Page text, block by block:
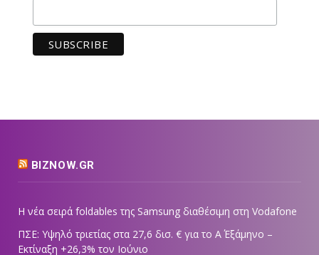
BIZNOW.GR
Η νέα σειρά foldables της Samsung διαθέσιμη στη Vodafone
ΠΣΕ: Υψηλό τριετίας στα 27,6 δισ. € για το Α΄ Εξάμηνο –
Εκτίναξη +26,3% τον Ιούνιο